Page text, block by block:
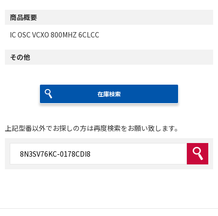
商品概要
IC OSC VCXO 800MHZ 6CLCC
その他
在庫検索
上記型番以外でお探しの方は再度検索をお願い致します。